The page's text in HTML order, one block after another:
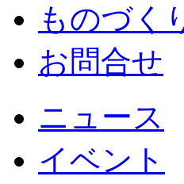
ものづく
お問合せ
ニュース
イベント